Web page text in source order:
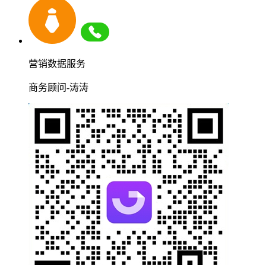
营销数据服务
商务顾问-涛涛